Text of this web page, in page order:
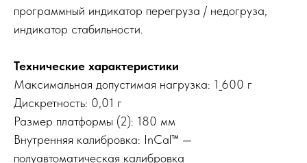
программный индикатор перегруза / недогруза,
индикатор стабильности.
Технические характеристики
Максимальная допустимая нагрузка: 1_600 г
Дискретность: 0,01 г
Размер платформы (2): 180 мм
Внутренняя калибровка: InCal™ —
полуавтоматическая калибровка